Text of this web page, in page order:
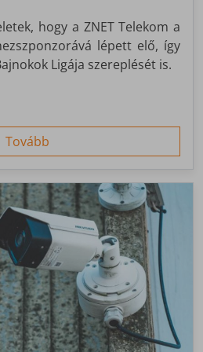
hogy a ZNET Telekom a
lépett elő, így
Ligája szereplését is.
Tovább